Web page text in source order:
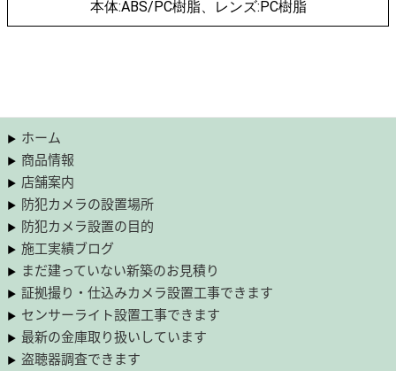
本体:ABS/PC樹脂、レンズ:PC樹脂
ホーム
商品情報
店舗案内
防犯カメラの設置場所
防犯カメラ設置の目的
施工実績ブログ
まだ建っていない新築のお見積り
証拠撮り・仕込みカメラ設置工事できます
センサーライト設置工事できます
最新の金庫取り扱いしています
盗聴器調査できます